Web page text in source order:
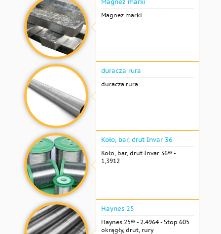
Magnez marki
duracza rura
duracza rura
Koło, bar, drut Invar 36
Koło, bar, drut Invar 36® -
1,3912
Haynes 25
Haynes 25® - 2.4964 - Stop 605
okrągły, drut, rury